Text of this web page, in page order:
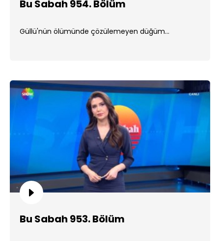
Bu Sabah 954. Bölüm
Güllü'nün ölümünde çözülemeyen düğüm...
Bu Sabah 953. Bölüm